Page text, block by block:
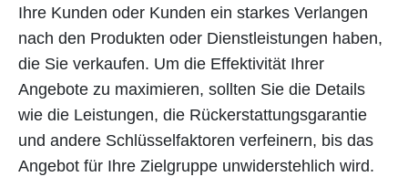
Ihre Kunden oder Kunden ein starkes Verlangen
nach den Produkten oder Dienstleistungen haben,
die Sie verkaufen. Um die Effektivität Ihrer
Angebote zu maximieren, sollten Sie die Details
wie die Leistungen, die Rückerstattungsgarantie
und andere Schlüsselfaktoren verfeinern, bis das
Angebot für Ihre Zielgruppe unwiderstehlich wird.